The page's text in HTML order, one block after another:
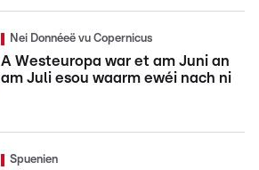
Nei Donnéeë vu Copernicus
A Westeuropa war et am Juni an
am Juli esou waarm ewéi nach ni
Spuenien